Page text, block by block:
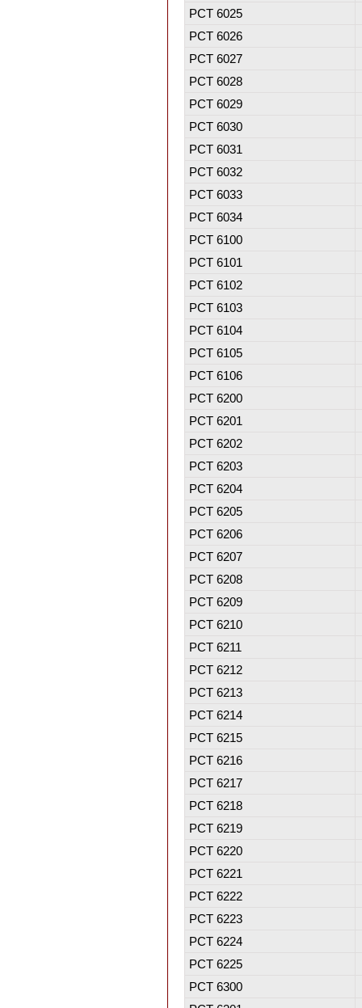
PCT 6025
PCT 6026
PCT 6027
PCT 6028
PCT 6029
PCT 6030
PCT 6031
PCT 6032
PCT 6033
PCT 6034
PCT 6100
PCT 6101
PCT 6102
PCT 6103
PCT 6104
PCT 6105
PCT 6106
PCT 6200
PCT 6201
PCT 6202
PCT 6203
PCT 6204
PCT 6205
PCT 6206
PCT 6207
PCT 6208
PCT 6209
PCT 6210
PCT 6211
PCT 6212
PCT 6213
PCT 6214
PCT 6215
PCT 6216
PCT 6217
PCT 6218
PCT 6219
PCT 6220
PCT 6221
PCT 6222
PCT 6223
PCT 6224
PCT 6225
PCT 6300